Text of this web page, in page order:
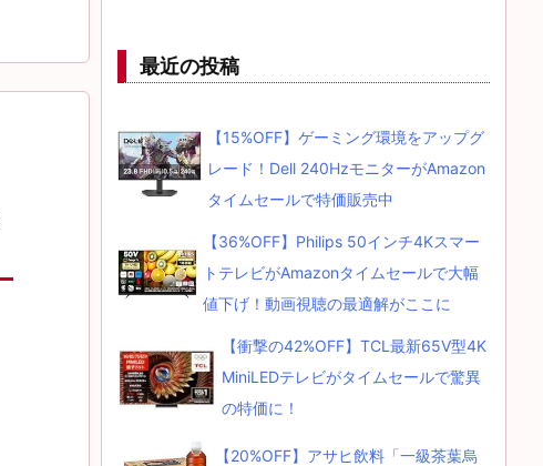
最近の投稿
【15%OFF】ゲーミング環境をアップグ
レード！Dell 240HzモニターがAmazon
タイムセールで特価販売中
【36%OFF】Philips 50インチ4Kスマー
トテレビがAmazonタイムセールで大幅
値下げ！動画視聴の最適解がここに
【衝撃の42%OFF】TCL最新65V型4K
MiniLEDテレビがタイムセールで驚異
の特価に！
【20%OFF】アサヒ飲料「一級茶葉烏